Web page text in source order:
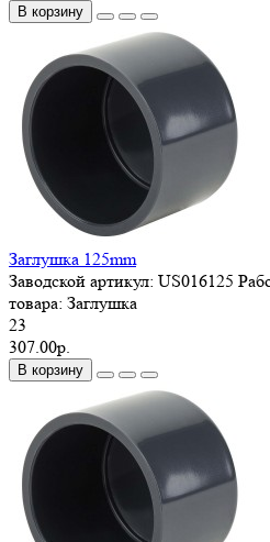
В корзину
Заглушка 125mm
Заводской артикул: US016125
товара: Заглушка
23
307.00р.
В корзину